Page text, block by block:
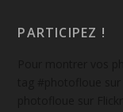
PARTICIPEZ !